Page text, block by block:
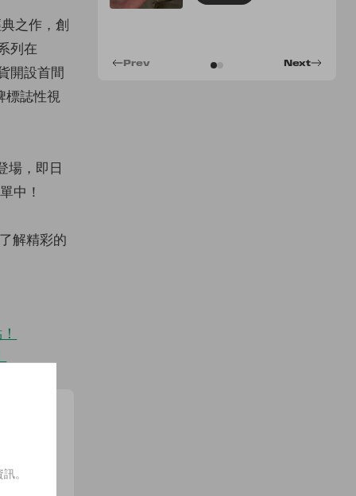
之作，創
列在
開設首間
標誌性視
場，即日
中！
解精彩的
Next
Prev
。